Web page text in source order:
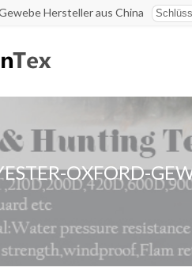
Hersteller aus China
OXFORD-